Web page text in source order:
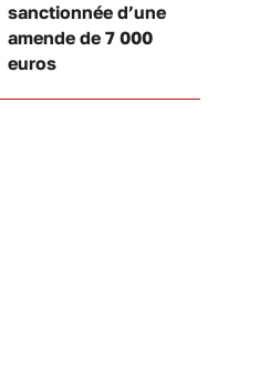
sanctionnée d’une
amende de 7 000
euros